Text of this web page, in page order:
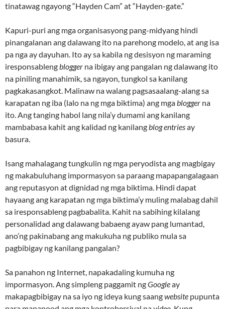
tinatawag ngayong “Hayden Cam” at “Hayden-gate.”
Kapuri-puri ang mga organisasyong pang-midyang hindi
pinangalanan ang dalawang ito na parehong modelo, at ang isa
pa nga ay dayuhan. Ito ay sa kabila ng desisyon ng maraming
iresponsablengblogger na ibigay ang pangalan ng dalawang ito
na piniling manahimik, sa ngayon, tungkol sa kanilang
pagkakasangkot. Malinaw na walang pagsasaalang-alang sa
karapatan ng iba (lalo na ng mga biktima) ang mgablogger na
ito. Ang tanging habol lang nila’y dumami ang kanilang
mambabasa kahit ang kalidad ng kanilangblog entriesay
basura.
Isang mahalagang tungkulin ng mga peryodista ang magbigay
ng makabuluhang impormasyon sa paraang mapapangalagaan
ang reputasyon at dignidad ng mga biktima. Hindi dapat
hayaang ang karapatan ng mga biktima’y muling malabag dahil
sa iresponsableng pagbabalita. Kahit na sabihing kilalang
personalidad ang dalawang babaeng ayaw pang lumantad,
ano’ng pakinabang ang makukuha ng publiko mula sa
pagbibigay ng kanilang pangalan?
Sa panahon ng Internet, napakadaling kumuha ng
impormasyon. Ang simpleng paggamit ngGoogleay
makapagbibigay na sa iyo ng ideya kung saangwebsite pupunta